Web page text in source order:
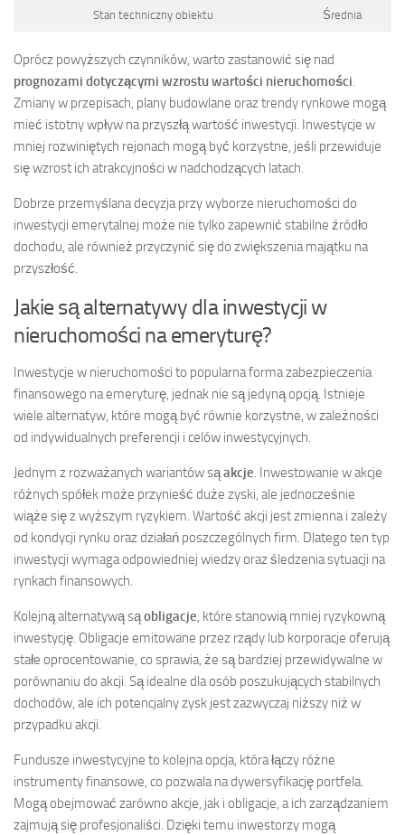
Stan techniczny obiektu Średnia
Oprócz powyższych czynników, warto zastanowić się nad
prognozami dotyczącymi wzrostu wartości nieruchomości.
Zmiany w przepisach, plany budowlane oraz trendy rynkowe mogą
mieć istotny wpływ na przyszłą wartość inwestycji. Inwestycje w
mniej rozwiniętych rejonach mogą być korzystne, jeśli przewiduje
się wzrost ich atrakcyjności w nadchodzących latach.
Dobrze przemyślana decyzja przy wyborze nieruchomości do
inwestycji emerytalnej może nie tylko zapewnić stabilne źródło
dochodu, ale również przyczynić się do zwiększenia majątku na
przyszłość.
Jakie są alternatywy dla inwestycji w
nieruchomości na emeryturę?
Inwestycje w nieruchomości to popularna forma zabezpieczenia
finansowego na emeryturę, jednak nie są jedyną opcją. Istnieje
wiele alternatyw, które mogą być równie korzystne, w zależności
od indywidualnych preferencji i celów inwestycyjnych.
Jednym z rozważanych wariantów sąakcje. Inwestowanie w akcje
różnych spółek może przynieść duże zyski, ale jednocześnie
wiąże się z wyższym ryzykiem. Wartość akcji jest zmienna i zależy
od kondycji rynku oraz działań poszczególnych firm. Dlatego ten typ
inwestycji wymaga odpowiedniej wiedzy oraz śledzenia sytuacji na
rynkach finansowych.
Kolejną alternatywą sąobligacje, które stanowią mniej ryzykowną
inwestycję. Obligacje emitowane przez rządy lub korporacje oferują
stałe oprocentowanie, co sprawia, że są bardziej przewidywalne w
porównaniu do akcji. Są idealne dla osób poszukujących stabilnych
dochodów, ale ich potencjalny zysk jest zazwyczaj niższy niż w
przypadku akcji.
Fundusze inwestycyjne to kolejna opcja, która łączy różne
instrumenty finansowe, co pozwala na dywersyfikację portfela.
Mogą obejmować zarówno akcje, jak i obligacje, a ich zarządzaniem
zajmują się profesjonaliści. Dzięki temu inwestorzy mogą